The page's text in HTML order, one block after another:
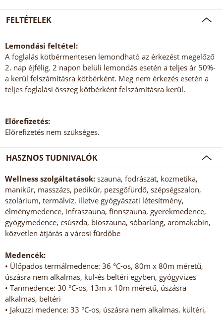
FELTÉTELEK
Lemondási feltétel:
A foglalás kötbérmentesen lemondható az érkezést megelőző
2. nap éjfélig. 2 napon belüli lemondás esetén a teljes ár 50%-
a kerül felszámításra kötbérként. Meg nem érkezés esetén a
teljes foglalási összeg kötbérként felszámításra kerül.
Előrefizetés:
Előrefizetés nem szükséges.
HASZNOS TUDNIVALÓK
Wellness szolgáltatások: szauna, fodrászat, kozmetika,
manikűr, masszázs, pedikűr, pezsgőfürdő, szépségszalon,
szolárium, termálvíz, illetve gyógyászati létesítmény,
élménymedence, infraszauna, finnszauna, gyerekmedence,
gyógymedence, csúszda, bioszauna, sóbarlang, aromakabin,
közvetlen átjárás a városi fürdőbe
Medencék:
• Ülőpados termálmedence: 36 °C-os, 80m x 80m méretű,
úszásra nem alkalmas, kül-és beltéri egyben, gyógyvizes
• Tanmedence: 30 °C-os, 13m x 10m méretű, úszásra
alkalmas, beltéri
• Jakuzzi medence: 33 °C-os, úszásra nem alkalmas, kültéri,